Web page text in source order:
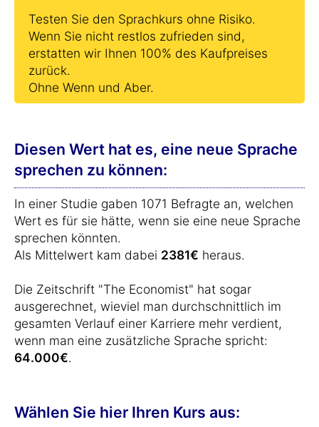
Testen Sie den Sprachkurs ohne Risiko.
Wenn Sie nicht restlos zufrieden sind,
erstatten wir Ihnen 100% des Kaufpreises
zurück.
Ohne Wenn und Aber.
Diesen Wert hat es, eine neue Sprache
sprechen zu können:
In einer Studie gaben 1071 Befragte an, welchen
Wert es für sie hätte, wenn sie eine neue Sprache
sprechen könnten.
Als Mittelwert kam dabei 2381€ heraus.
Die Zeitschrift "The Economist" hat sogar
ausgerechnet, wieviel man durchschnittlich im
gesamten Verlauf einer Karriere mehr verdient,
wenn man eine zusätzliche Sprache spricht:
64.000€.
Wählen Sie hier Ihren Kurs aus: